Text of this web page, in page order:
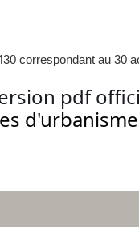
correspondant au 30
pdf